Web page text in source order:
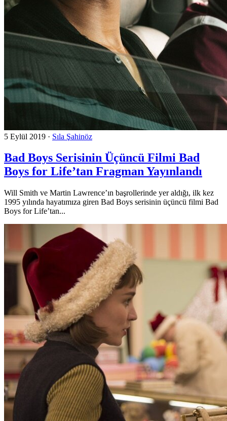
5 Eylül 2019 · Sıla Şahinöz
Bad Boys Serisinin Üçüncü Filmi Bad
Boys for Life’tan Fragman Yayınlandı
Will Smith ve Martin Lawrence’ın başrollerinde yer aldığı, ilk kez
1995 yılında hayatımıza giren Bad Boys serisinin üçüncü filmi Bad
Boys for Life’tan...